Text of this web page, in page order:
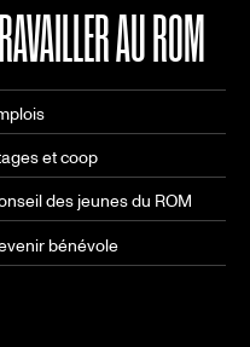
AU ROM
et coop
des jeunes du ROM
bénévole